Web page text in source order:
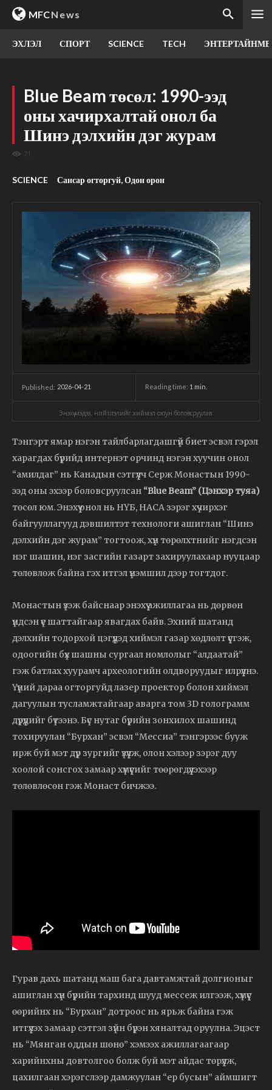
MFCNews
ЭХЛЭЛ СПОРТ SCIENCE TECH
Blue Beam төсөл: 1990-ээд
оны хачирхалтай онол ба
Шинэ дэлхийн дэг журам
71
SCIENCE Сансар огторгуй, Одон орон
Published: 2026-04-21 Reading time: 1 min.
Энэхүү мэдээ, нийтлэлийг хиймэл оюун боловсруулав.
Тэнгэрт ямар нэгэн тайлбарлагдашгүй биет эсвэл гэрэл
харагдах бүрийд интернэт орчинд нэгэн хуучин онол
“амилдаг” нь Канадын сэтгүүлч Серж Монастын 1990-
ээд оны эхээр боловсруулсан “Blue Beam” (Цэнхэр туяа)
төсөл юм. Энэхүү онол нь НҮБ, НАСА зэрэг хүчирхэг
байгууллагууд дэвшилтэт технологи ашиглан “Шинэ
дэлхийн дэг журам” тогтоож, хүн төрөлхтнийг нэгдсэн
нэг шашин, нэг засгийн газарт захируулахаар нууцаар
төлөвлөж байна гэх итгэл үнэмшил дээр тогтдог.
Монастын үзэж байснаар энэхүү ажиллагаа нь дөрвөн
үндсэн үе шаттайгаар явагдах байв. Эхний шатанд
дэлхийн тодорхой цэгүүдэд хиймэл газар хөдлөлт үүсгэж,
одоогийн бүх шашны сургаал номлолыг “алдаатай”
гэж батлах хуурамч археологийн олдворуудыг илрүүлнэ.
Үүний дараа огторгуйд лазер проектор болон хиймэл
дагуулын тусламжтайгаар аварга том 3D голограмм
дүрүүдийг бүтээнэ. Бүс нутаг бүрийн зонхилох шашинд
тохируулан “Бурхан” эсвэл “Мессиа” тэнгэрээс бууж
ирж буй мэт дүр зургийг үзүүлж, олон хэлээр зэрэг дуу
хоолой сонсгох замаар хүмүүсийг төөрөгдүүлэхээр
төлөвлөсөн гэж Монаст бичжээ.
Гурав дахь шатанд маш бага давтамжтай долгионыг
ашиглан хүн бүрийн тархинд шууд мессеж илгээж, хүмүүс
өөрийнх нь “Бурхан” дотроос нь ярьж байна гэж
итгүүлэх замаар сэтгэл зүйн бүрэн хяналтад оруулна. Эцэст
нь “Мянган оддын шөнө” хэмээх ажиллагаагаар
харийнхны довтолгоо болж буй мэт айдас төрүүлж,
цахилгаан хэрэгслээр дамжуулан “ер бусын” аймшигт